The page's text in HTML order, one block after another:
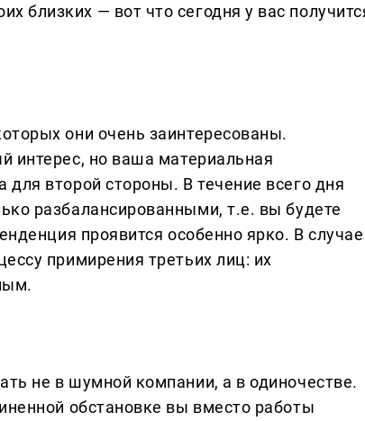
близких — вот что сегодня у вас
они очень заинтересованы.
интерес, но ваша материальная
для второй стороны. В течение всего дня
разбалансированными, т.е. вы будете
проявится особенно ярко. В случае
примирения третьих лиц: их
не в шумной компании, а в одиночестве.
обстановке вы вместо работы